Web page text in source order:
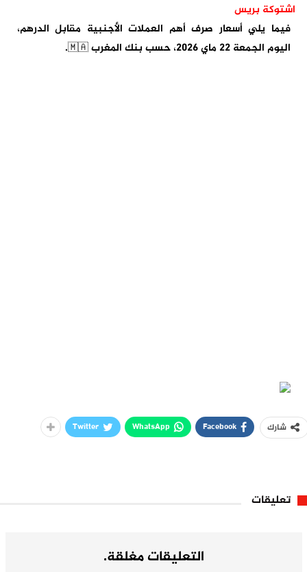
اشتوكة بريس
فيما يلي أسعار صرف أهم العملات الأجنبية مقابل الدرهم،
اليوم الجمعة 22 ماي 2026، حسب بنك المغرب 🇲🇦.
شارك Facebook
WhatsApp
Twitter
تعليقات
التعليقات مغلقة.